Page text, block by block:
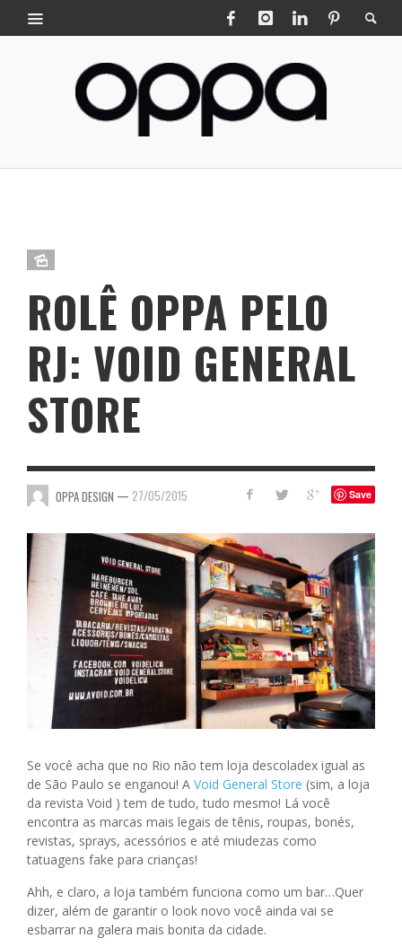
ROLÊ OPPA PELO
RJ: VOID GENERAL
STORE
Save
OPPA DESIGN — 27/05/2015
Se você acha que no Rio não tem loja descoladex igual as
de São Paulo se enganou! A Void General Store (sim, a loja
da revista Void ) tem de tudo, tudo mesmo! Lá você
encontra as marcas mais legais de tênis, roupas, bonés,
revistas, sprays, acessórios e até miudezas como
tatuagens fake para crianças!
Ahh, e claro, a loja também funciona como um bar…Quer
dizer, além de garantir o look novo você ainda vai se
esbarrar na galera mais bonita da cidade.